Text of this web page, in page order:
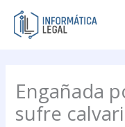
contenido
Engañada
sufre